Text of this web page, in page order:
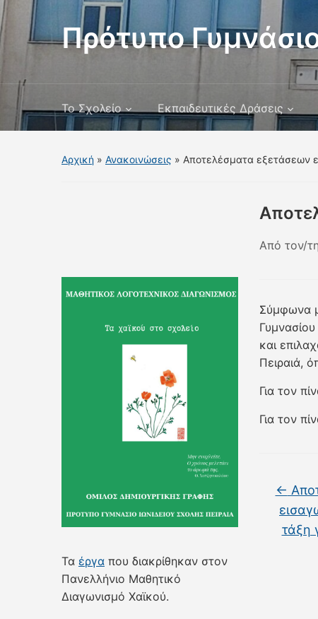
Πρότυπο
Το Σχολείο Εκπαιδευτικές Δράσεις
Αρχική » Ανακοινώσεις » Αποτελέσματα εξετάσεων
Τα έργα που διακρίθηκαν στον
Πανελλήνιο Μαθητικό
Διαγωνισμό Χαϊκού.
Από τον/
Σύμφωνα
και
Πειραιά,
Για τον
Για τον
←
τάξη